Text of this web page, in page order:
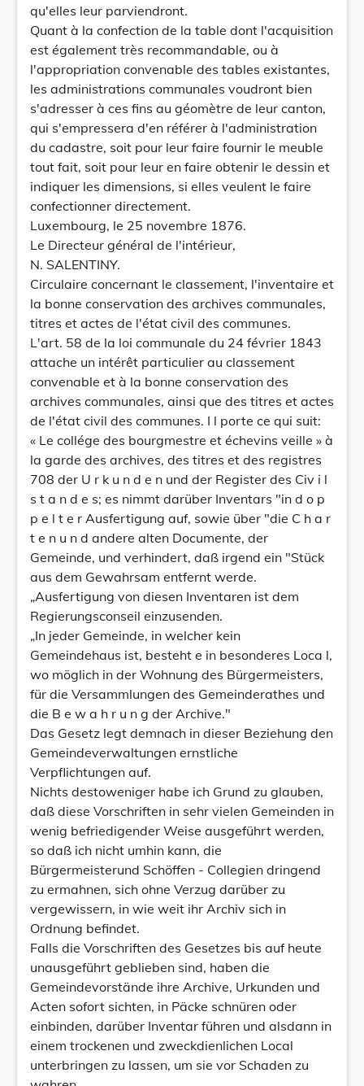
qu'elles leur parviendront.
Quant à la confection de la table dont l'acquisition
est également très recommandable, ou à
l'appropriation convenable des tables existantes,
les administrations communales voudront bien
s'adresser à ces fins au géomètre de leur canton,
qui s'empressera d'en référer à l'administration
du cadastre, soit pour leur faire fournir le meuble
tout fait, soit pour leur en faire obtenir le dessin et
indiquer les dimensions, si elles veulent le faire
confectionner directement.
Luxembourg, le 25 novembre 1876.
Le Directeur général de l'intérieur,
N. SALENTINY.
Circulaire concernant le classement, l'inventaire et
la bonne conservation des archives communales,
titres et actes de l'état civil des communes.
L'art. 58 de la loi communale du 24 février 1843
attache un intérêt particulier au classement
convenable et à la bonne conservation des
archives communales, ainsi que des titres et actes
de l'état civil des communes. I l porte ce qui suit:
« Le collége des bourgmestre et échevins veille » à
la garde des archives, des titres et des registres
708 der U r k u n d e n und der Register des Civ i l
s t a n d e s; es nimmt darüber Inventars "in d o p
p e l t e r Ausfertigung auf, sowie über "die C h a r
t e n u n d andere alten Documente, der
Gemeinde, und verhindert, daß irgend ein "Stück
aus dem Gewahrsam entfernt werde.
„Ausfertigung von diesen Inventaren ist dem
Regierungsconseil einzusenden.
„In jeder Gemeinde, in welcher kein
Gemeindehaus ist, besteht e in besonderes Loca l,
wo möglich in der Wohnung des Bürgermeisters,
für die Versammlungen des Gemeinderathes und
die B e w a h r u n g der Archive."
Das Gesetz legt demnach in dieser Beziehung den
Gemeindeverwaltungen ernstliche
Verpflichtungen auf.
Nichts destoweniger habe ich Grund zu glauben,
daß diese Vorschriften in sehr vielen Gemeinden in
wenig befriedigender Weise ausgeführt werden,
so daß ich nicht umhin kann, die
Bürgermeisterund Schöffen - Collegien dringend
zu ermahnen, sich ohne Verzug darüber zu
vergewissern, in wie weit ihr Archiv sich in
Ordnung befindet.
Falls die Vorschriften des Gesetzes bis auf heute
unausgeführt geblieben sind, haben die
Gemeindevorstände ihre Archive, Urkunden und
Acten sofort sichten, in Päcke schnüren oder
einbinden, darüber Inventar führen und alsdann in
einem trockenen und zweckdienlichen Local
unterbringen zu lassen, um sie vor Schaden zu